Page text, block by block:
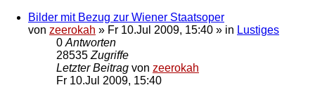
Bilder mit Bezug zur Wiener Staatsoper
von zeerokah » Fr 10.Jul 2009, 15:40 » in Lustiges
0 Antworten
28535 Zugriffe
Letzter Beitrag von zeerokah
Fr 10.Jul 2009, 15:40